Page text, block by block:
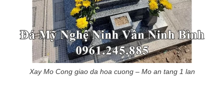
Xay Mo Cong giao da hoa cuong – Mo an tang 1 lan